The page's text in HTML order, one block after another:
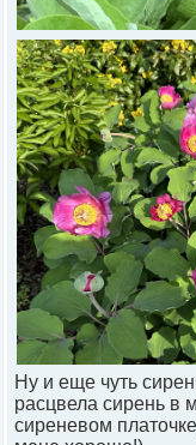
Ну и еще чуть
расцвела сирень в
сиреневом